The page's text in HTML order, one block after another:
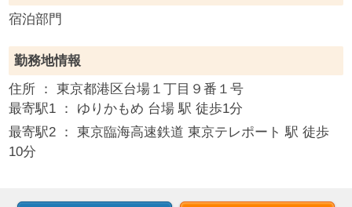
宿泊部門
勤務地情報
住所 ：
東京都港区台場１丁目９番１号
最寄駅1 ：
ゆりかもめ 台場 駅 徒歩1分
最寄駅2 ：
東京臨海高速鉄道 東京テレポート 駅 徒歩
10分